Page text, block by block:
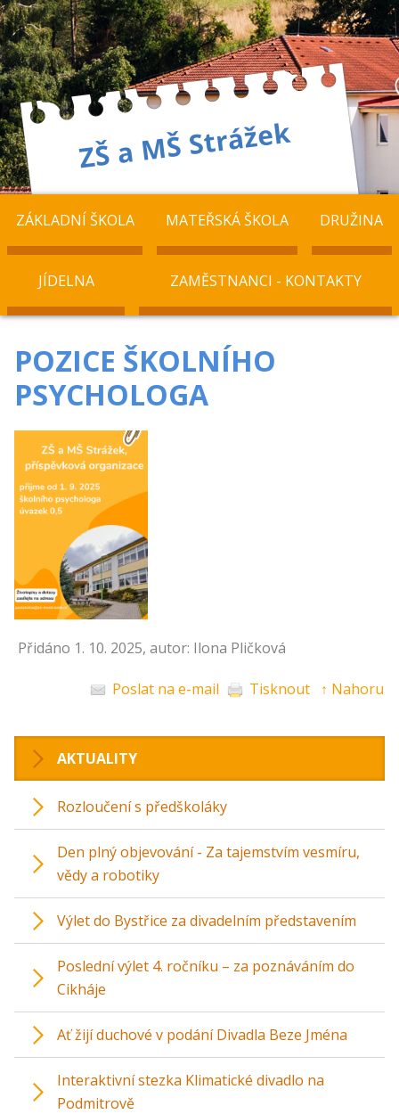
ZÁKLADNÍ ŠKOLA MATEŘSKÁ ŠKOLA DRUŽINA
JÍDELNA ZAMĚSTNANCI - KONTAKTY
POZICE ŠKOLNÍHO
PSYCHOLOGA
Přidáno 1. 10. 2025, autor: Ilona Pličková
Poslat na e-mail Tisknout ↑ Nahoru
AKTUALITY
Rozloučení s předškoláky
Den plný objevování - Za tajemstvím vesmíru,
vědy a robotiky
Výlet do Bystřice za divadelním představením
Poslední výlet 4. ročníku – za poznáváním do
Cikháje
Ať žijí duchové v podání Divadla Beze Jména
Interaktivní stezka Klimatické divadlo na
Podmitrově